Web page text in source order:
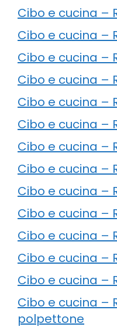
Cibo e cucina –
Cibo e cucina –
Cibo e cucina –
Cibo e cucina –
Cibo e cucina –
Cibo e cucina –
Cibo e cucina –
Cibo e cucina –
Cibo e cucina –
Cibo e cucina –
Cibo e cucina –
Cibo e cucina –
Cibo e cucina –
Cibo e cucina –
polpettone